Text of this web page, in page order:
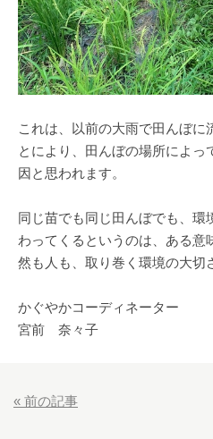
これは、以前の大雨で田んぼに
とにより、田んぼの場所によ
因と思われます。
同じ苗でも同じ田んぼでも、環
わってくるというのは、ある意
然も人も、取り巻く環境の大切
かぐやかコーディネーター
宮前 奈々子
« 前の記事